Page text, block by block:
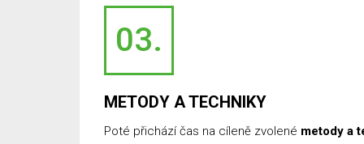
03.
METODY A TECHNIKY
Poté přichází čas na cíleně zvolené metody a